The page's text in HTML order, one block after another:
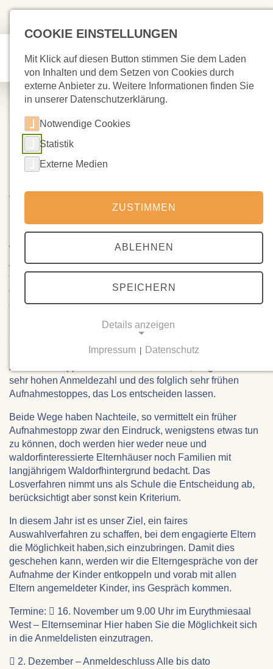
12.11.2024
Information zum
Aufnahmeverfahren 25/26
Liebe „neue“ Eltern, liebe Schulgemeinschaft!
Wir freuen uns auch in diesem Jahr wieder so viele
Anmeldungen für unsere neue 1. Klasse zu bekommen.
Gleichzeitig sehen wir uns vor die Herausforderung
gestellt, nicht alle Kinder, die zu uns kommen möchten,
aufnehmen zu können.
In den vergangenen Jahren war es Tradition an der
bekamen, und war das Kontingent erschöpft, erfolgte ein
Aufnahmestopp. Im letzten Jahr haben wir, aufgrund der
sehr hohen Anmeldezahl und des folglich sehr frühen
Aufnahmestoppes, das Los entscheiden lassen.
Beide Wege haben Nachteile, so vermittelt ein früher
Aufnahmestopp zwar den Eindruck, wenigstens etwas tun
zu können, doch werden hier weder neue und
waldorfinteressierte Elternhäuser noch Familien mit
langjährigem Waldorfhintergrund bedacht. Das
Losverfahren nimmt uns als Schule die Entscheidung ab,
berücksichtigt aber sonst kein Kriterium.
In diesem Jahr ist es unser Ziel, ein faires
Auswahlverfahren zu schaffen, bei dem engagierte Eltern
die Möglichkeit haben,sich einzubringen. Damit dies
geschehen kann, werden wir die Elterngespräche von der
Aufnahme der Kinder entkoppeln und vorab mit allen
Eltern angemeldeter Kinder, ins Gespräch kommen.
Termine:  16. November um 9.00 Uhr im Eurythmiesaal
West – Elternseminar Hier haben Sie die Möglichkeit sich
in die Anmeldelisten einzutragen.
 2. Dezember – Anmeldeschluss Alle bis dato
COOKIE EINSTELLUNGEN
Mit Klick auf diesen Button stimmen Sie dem Laden
von Inhalten und dem Setzen von Cookies durch
externe Anbieter zu. Weitere Informationen finden Sie
in unserer Datenschutzerklärung.
Notwendige Cookies
Statistik
Externe Medien
ZUSTIMMEN
ABLEHNEN
SPEICHERN
Details anzeigen
Notwendige Cookies ermöglichen grundlegende
Funktionen und sind für die einwandfreie Funktion
Einverständnis-Cookie
Name:
cookie_consent
Zweck:
Einverständnis-Optionen des Benutzers
1 Jahr
STATISTIK
Statistik Cookies erfassen Informationen anonym.
Diese Informationen helfen uns zu verstehen, wie
Impressum Datenschutz